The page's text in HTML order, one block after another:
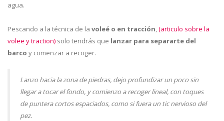
agua.
Pescando a la técnica de la voleé o en tracción,(articulo sobre la
volee y traction) solo tendrás que lanzar para separarte del
barco y comenzar a recoger.
Lanzo hacia la zona de piedras, dejo profundizar un poco sin
llegar a tocar el fondo, y comienzo a recoger lineal, con toques
de puntera cortos espaciados, como si fuera un tic nervioso del
pez.